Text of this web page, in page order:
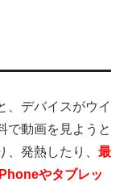
、デバイスがウイ
で動画を見ようと
発熱したり、 最
やタブレッ